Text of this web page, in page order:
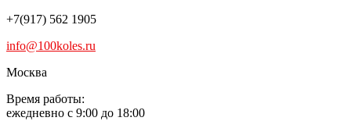
+7(917) 562 1905
info@100koles.ru
Москва
Время работы:
ежедневно с 9:00 до 18:00